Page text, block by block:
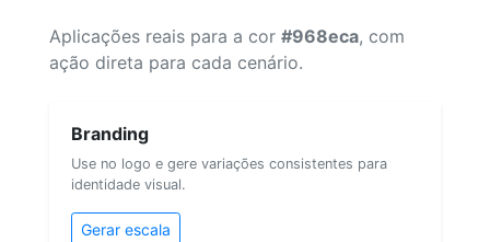
Aplicações reais para a cor #968eca, com
ação direta para cada cenário.
Branding
Use no logo e gere variações consistentes para
identidade visual.
Gerar escala